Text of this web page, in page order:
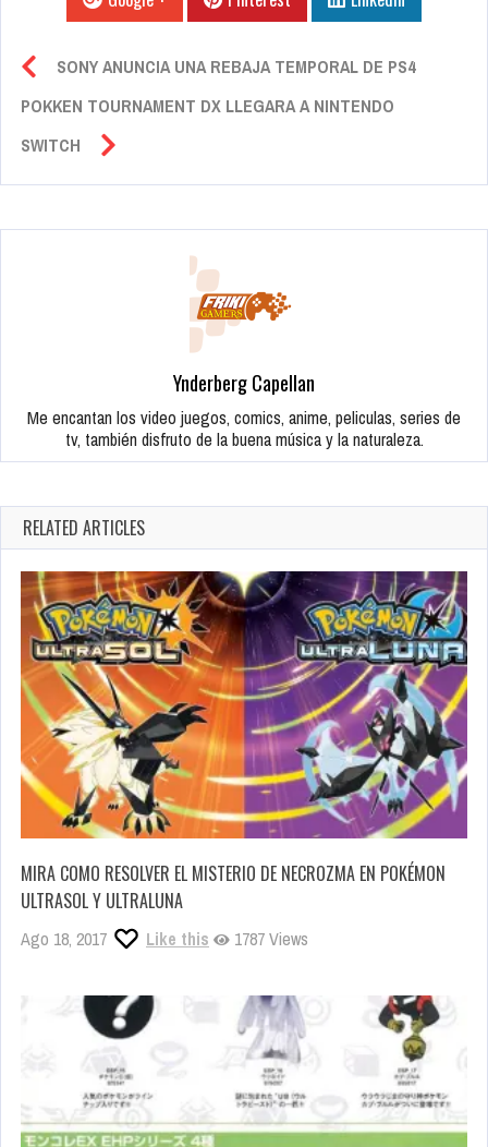
SONY ANUNCIA UNA REBAJA TEMPORAL DE PS4
POKKEN TOURNAMENT DX LLEGARA A NINTENDO
SWITCH
Ynderberg Capellan
Me encantan los video juegos, comics, anime, peliculas, series de
tv, también disfruto de la buena música y la naturaleza.
RELATED ARTICLES
MIRA COMO RESOLVER EL MISTERIO DE NECROZMA EN POKÉMON
ULTRASOL Y ULTRALUNA
Ago 18, 2017 Like this 1787 Views